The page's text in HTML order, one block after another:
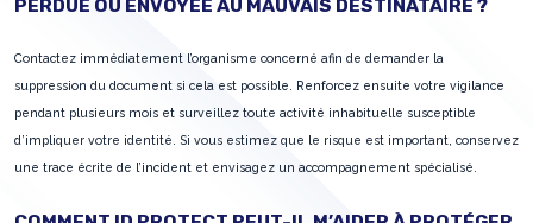
PERDUE OU ENVOYÉE AU MAUVAIS DESTINATAIRE ?
Contactez immédiatement l’organisme concerné afin de demander la
suppression du document si cela est possible. Renforcez ensuite votre vigilance
pendant plusieurs mois et surveillez toute activité inhabituelle susceptible
d’impliquer votre identité. Si vous estimez que le risque est important, conservez
une trace écrite de l’incident et envisagez un accompagnement spécialisé.